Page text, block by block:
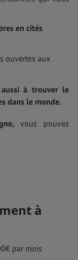
en cités
ouvertes aux
à trouver le
dans le monde.
vous pouvez
à
par mois